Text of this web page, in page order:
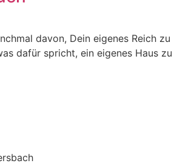
davon, Dein eigenes Reich zu
dafür spricht, ein eigenes Haus zu